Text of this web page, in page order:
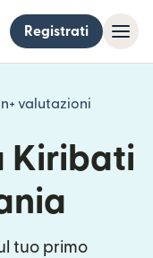
Registrati
valutazioni
Kiribati
tuo primo